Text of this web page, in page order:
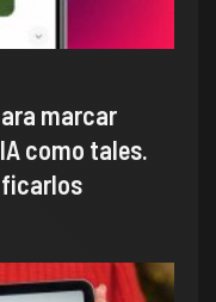
marcar
como tales.